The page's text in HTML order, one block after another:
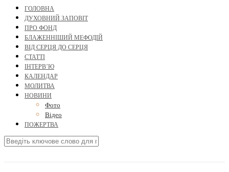
ГОЛОВНА
ДУХОВНИЙ ЗАПОВІТ
ПРО ФОНД
БЛАЖЕННІШИЙ МЕФОДІЙ
ВІД СЕРЦЯ ДО СЕРЦЯ
СТАТТІ
ІНТЕРВ’Ю
КАЛЕНДАР
МОЛИТВА
НОВИНИ
Фото
Відео
ПОЖЕРТВА